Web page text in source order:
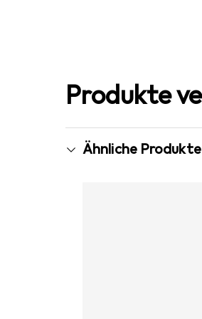
Produkte
Ähnliche Produkte